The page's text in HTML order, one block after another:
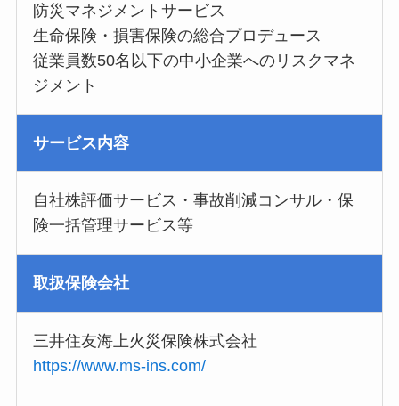
防災マネジメントサービス
生命保険・損害保険の総合プロデュース
従業員数50名以下の中小企業へのリスクマネ
ジメント
サービス内容
自社株評価サービス・事故削減コンサル・保
険一括管理サービス等
取扱保険会社
三井住友海上火災保険株式会社
https://www.ms-ins.com/